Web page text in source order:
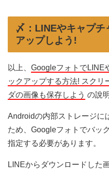
〆：LINEやキャプチ
アップしよう!
以上、 GoogleフォトでLINE
ックアップする方法! スクリ
ダの画像も保存しよう の說
Androidの内部ストレージに
ため、Googleフォトでバッ
指定する必要があります。
LINEからダウンロードした